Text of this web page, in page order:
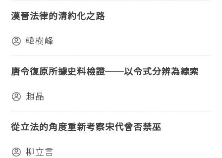
漢晉法律的清約化之路
韓樹峰
唐令復原所據史料檢證──以令式分辨為線索
趙晶
從立法的角度重新考察宋代曾否禁巫
柳立言